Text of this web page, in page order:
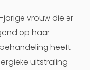
vrouw die er
op haar
heeft
uitstraling